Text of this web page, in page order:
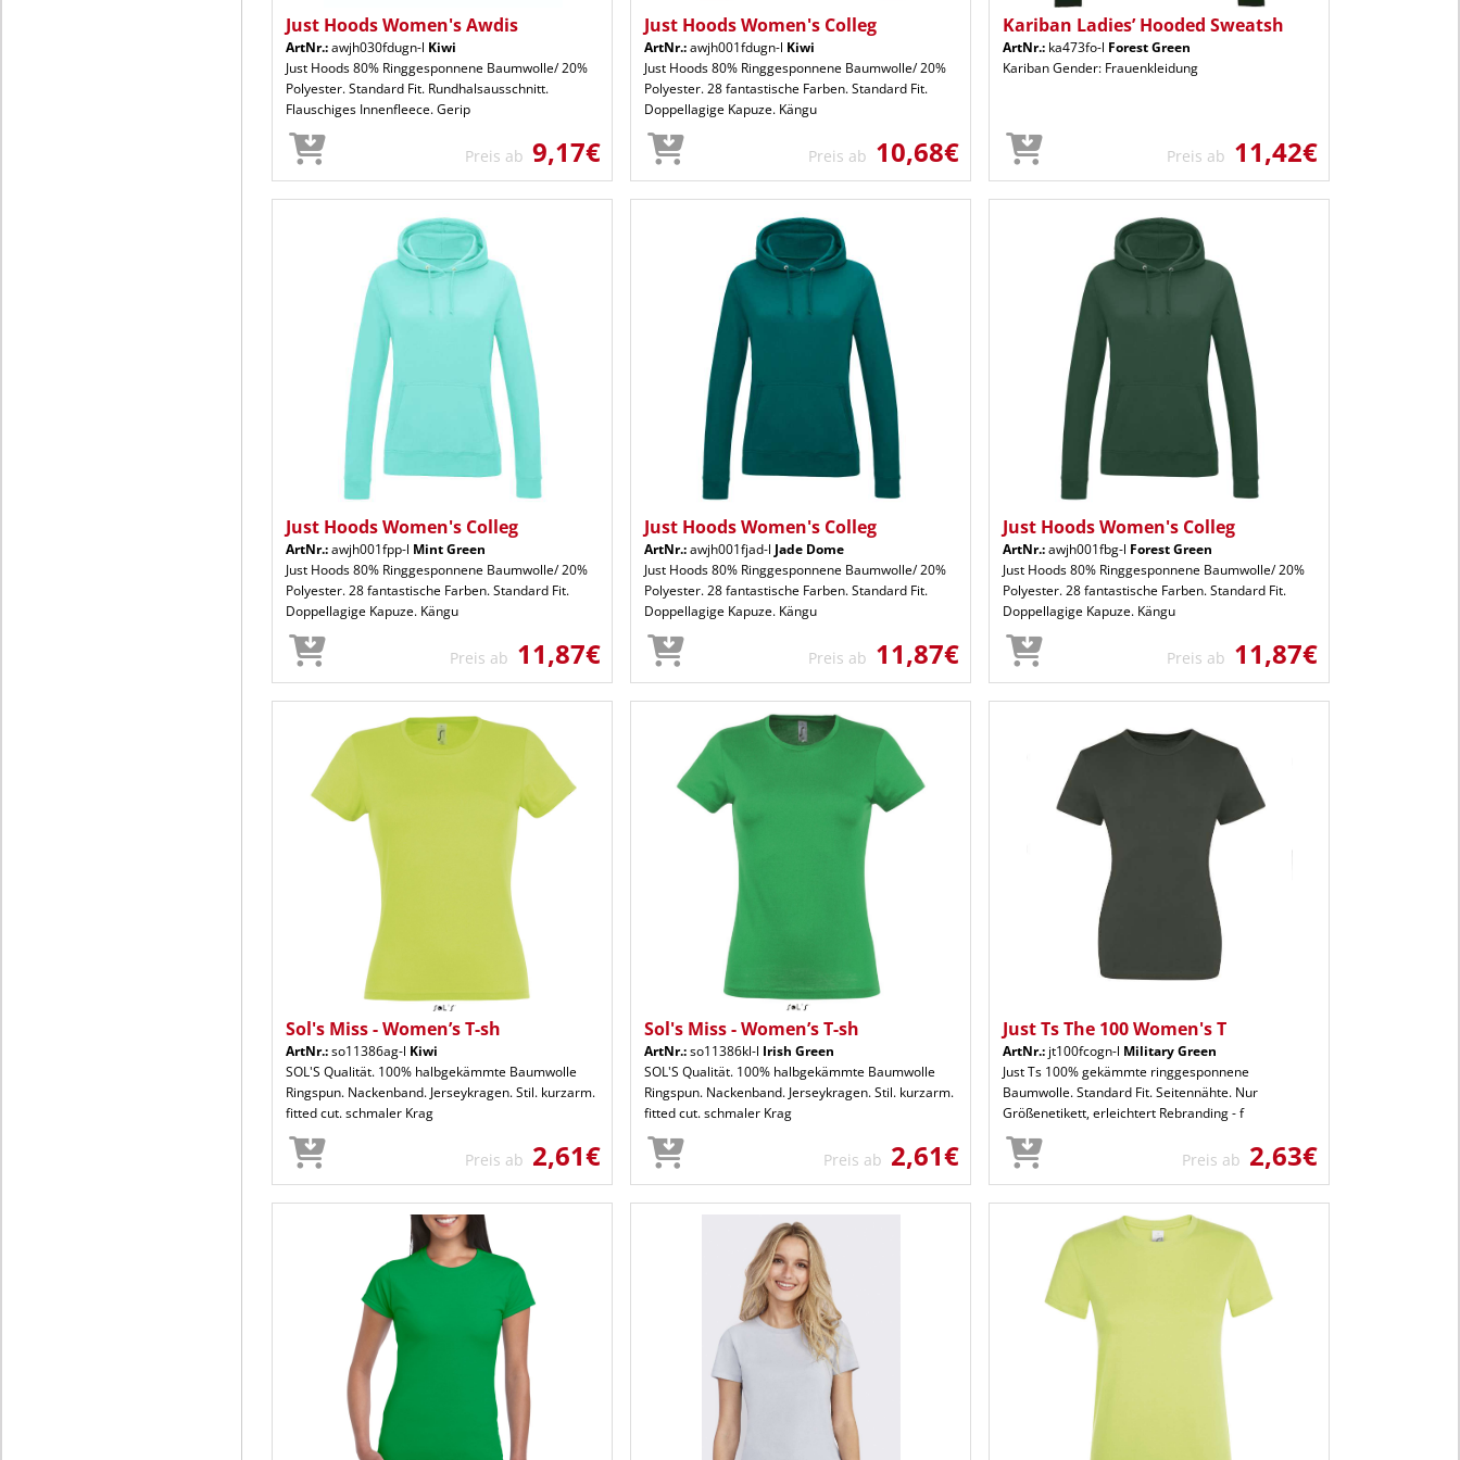
Just Hoods Women's Awdis
ArtNr.:awjh030fdugn-l Kiwi
Just Hoods 80% Ringgesponnene Baumwolle/ 20%
Polyester. Standard Fit. Rundhalsausschnitt.
Flauschiges Innenfleece. Gerip
Preis ab 9,17€
Just Hoods Women's Colleg
ArtNr.:awjh001fdugn-l Kiwi
Just Hoods 80% Ringgesponnene Baumwolle/ 20%
Polyester. 28 fantastische Farben. Standard Fit.
Doppellagige Kapuze. Kängu
Preis ab 10,68€
Kariban Ladies’ Hooded Sweatsh
ArtNr.: ka473fo-l Forest Green
Kariban Gender: Frauenkleidung
Preis ab 11,42€
Just Hoods Women's Colleg
ArtNr.:awjh001fpp-l Mint Green
Just Hoods 80% Ringgesponnene Baumwolle/ 20%
Polyester. 28 fantastische Farben. Standard Fit.
Doppellagige Kapuze. Kängu
Preis ab 11,87€
Just Hoods Women's Colleg
ArtNr.:awjh001fjad-l Jade Dome
Just Hoods 80% Ringgesponnene Baumwolle/ 20%
Polyester. 28 fantastische Farben. Standard Fit.
Doppellagige Kapuze. Kängu
Preis ab 11,87€
Just Hoods Women's Colleg
ArtNr.:awjh001fbg-l Forest Green
Just Hoods 80% Ringgesponnene Baumwolle/ 20%
Polyester. 28 fantastische Farben. Standard Fit.
Doppellagige Kapuze. Kängu
Preis ab 11,87€
Sol's Miss - Women’s T-sh
ArtNr.:so11386ag-l Kiwi
SOL'S Qualität. 100% halbgekämmte Baumwolle
Ringspun. Nackenband. Jerseykragen. Stil. kurzarm.
fitted cut. schmaler Krag
Preis ab 2,61€
Sol's Miss - Women’s T-sh
ArtNr.:so11386kl-l Irish Green
SOL'S Qualität. 100% halbgekämmte Baumwolle
Ringspun. Nackenband. Jerseykragen. Stil. kurzarm.
fitted cut. schmaler Krag
Preis ab 2,61€
Just Ts The 100 Women's T
ArtNr.: jt100fcogn-l Military Green
Just Ts 100% gekämmte ringgesponnene
Baumwolle. Standard Fit. Seitennähte. Nur
Größenetikett, erleichtert Rebranding - f
Preis ab 2,63€